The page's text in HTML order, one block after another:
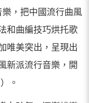
，把中國流行曲風
和曲編技巧烘托歌
唯美突出，呈現出
新派流行音樂，開
。